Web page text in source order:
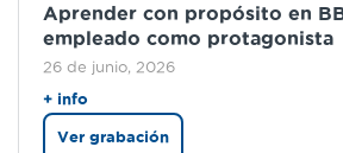
Aprender con propósito en
empleado como protagonista
26 de junio, 2026
+ info
Ver grabación